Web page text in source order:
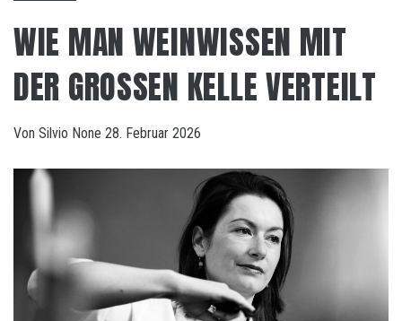
WIE MAN WEINWISSEN MIT
DER GROSSEN KELLE VERTEILT
Von Silvio None 28. Februar 2026